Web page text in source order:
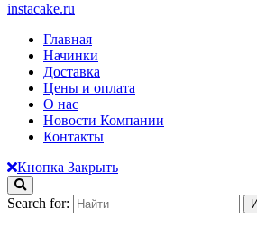
instacake.ru
Главная
Начинки
Доставка
Цены и оплата
О нас
Новости Компании
Контакты
Кнопка Закрыть
Search for: